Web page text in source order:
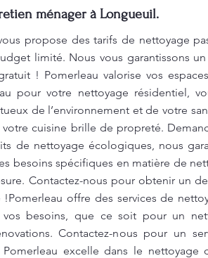
ménager à Longueuil.
propose des tarifs de nettoyage
limité. Nous vous garantissons
! Pomerleau valorise vos
pour votre nettoyage résidentiel,
de l’environnement et de votre
cuisine brille de propreté.
de nettoyage écologiques, nous
besoins spécifiques en matière de
Contactez-nous pour obtenir un
offre des services de
vos besoins, que ce soit pour un
Contactez-nous pour un
excelle dans le nettoyage